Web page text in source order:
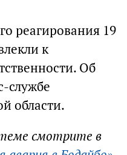
реагирования 19
к
Об
службе
области.
смотрите в